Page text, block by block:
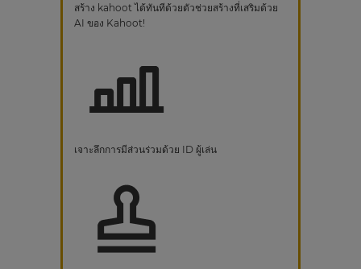
สร้าง kahoot ได้ทันทีด้วยตัวช่วยสร้างที่เสริมด้วย
AI ของ Kahoot!
เจาะลึกการมีส่วนร่วมด้วย ID ผู้เล่น